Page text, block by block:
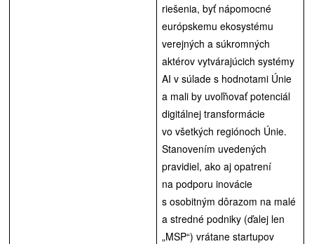
riešenia, byť nápomocné
európskemu ekosystému
verejných a súkromných
aktérov vytvárajúcich systémy
AI v súlade s hodnotami Únie
a mali by uvoľňovať potenciál
digitálnej transformácie
vo všetkých regiónoch Únie.
Stanovením uvedených
pravidiel, ako aj opatrení
na podporu inovácie
s osobitným dôrazom na malé
a stredné podniky (ďalej len
„MSP“) vrátane startupov